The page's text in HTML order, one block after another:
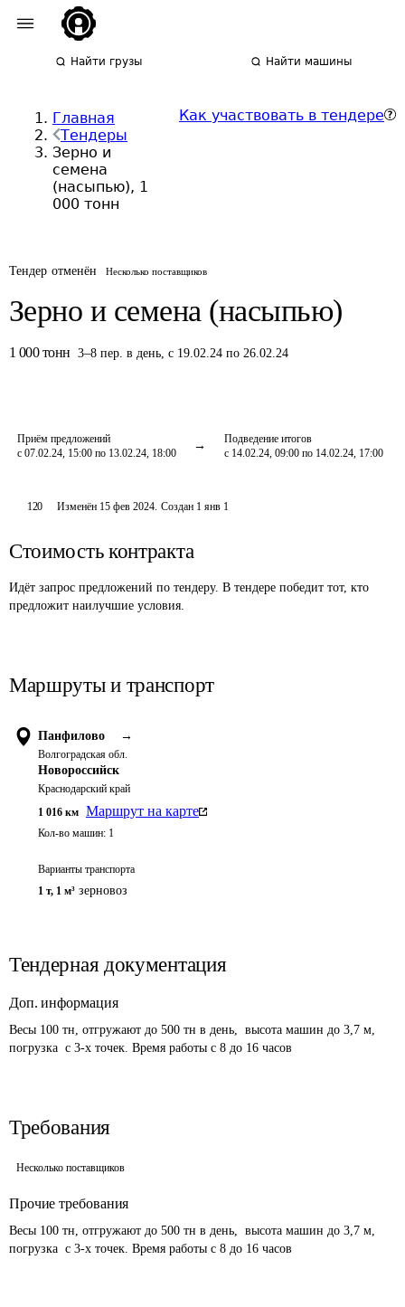
Найти грузы Найти машины
Главная
Тендеры
Зерно и
семена
(насыпью), 1
000 тонн
Как участвовать в тендере
Тендер отменён Несколько поставщиков
Зерно и семена (насыпью)
1 000 тонн 3–8 пер. в день, с 19.02.24 по 26.02.24
Приём предложений
с 07.02.24, 15:00 по 13.02.24, 18:00
Подведение итогов
с 14.02.24, 09:00 по 14.02.24, 17:00
120 Изменён 15 фев 2024. Создан 1 янв 1
Стоимость контракта
Идёт запрос предложений по тендеру. В тендере победит тот, кто
предложит наилучшие условия.
Маршруты и транспорт
Панфилово →
Волгоградская обл.
Новороссийск
Краснодарский край
1 016 км Маршрут на карте
Кол-во машин: 1
Варианты транспорта
1 т, 1 м³ зерновоз
Тендерная документация
Доп. информация
Весы 100 тн, отгружают до 500 тн в день,  высота машин до 3,7 м,
погрузка  с 3-х точек. Время работы с 8 до 16 часов
Требования
Несколько поставщиков
Прочие требования
Весы 100 тн, отгружают до 500 тн в день,  высота машин до 3,7 м,
погрузка  с 3-х точек. Время работы с 8 до 16 часов